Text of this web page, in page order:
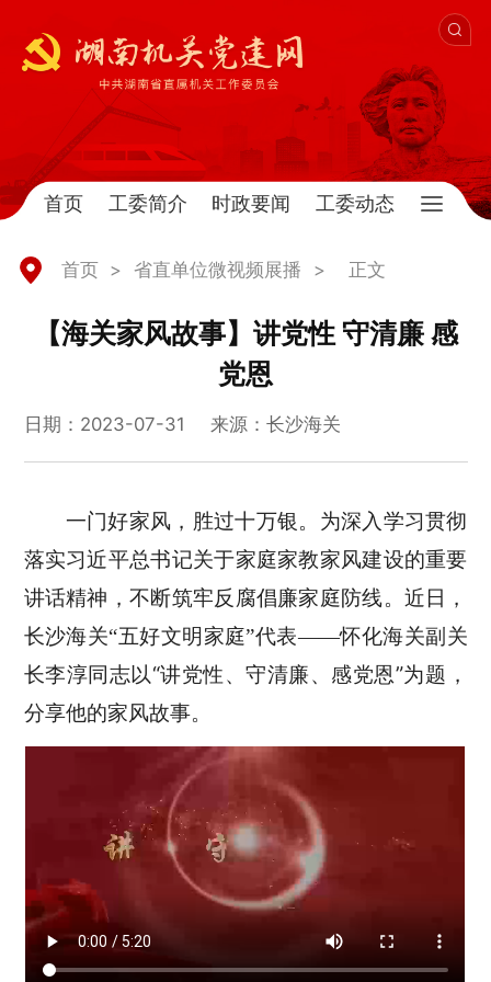
首页 工委简介 时政要闻 工委动态
首页 > 省直单位微视频展播 > 正文
【海关家风故事】讲党性 守清廉 感
党恩
日期：2023-07-31 来源：长沙海关
一门好家风，胜过十万银。为深入学习贯彻
落实习近平总书记关于家庭家教家风建设的重要
讲话精神，不断筑牢反腐倡廉家庭防线。近日，
长沙海关“五好文明家庭”代表——怀化海关副关
长李淳同志以“讲党性、守清廉、感党恩”为题，
分享他的家风故事。